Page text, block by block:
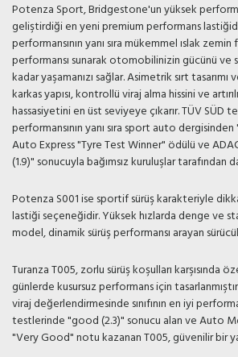
Potenza Sport, Bridgestone'un yüksek
geliştirdiği en yeni premium performans
performansının yanı sıra mükemmel ıslak
performansı sunarak otomobilinizin gücünü ve
kadar yaşamanızı sağlar. Asimetrik sırt
karkas yapısı, kontrollü viraj alma hissini ve
hassasiyetini en üst seviyeye çıkarır. TÜV SÜD
performansının yanı sıra sport auto
Auto Express "Tyre Test Winner" ödülü ve
(1.9)" sonucuyla bağımsız kuruluşlar tarafından
Potenza S001 ise sportif sürüş karakteriyle
lastiği seçeneğidir. Yüksek hızlarda denge ve
model, dinamik sürüş performansı arayan
Turanza T005, zorlu sürüş koşulları karşısında
günlerde kusursuz performans için
viraj değerlendirmesinde sınıfının en iyi
testlerinde "good (2.3)" sonucu alan ve Auto
"Very Good" notu kazanan T005, güvenilir bir